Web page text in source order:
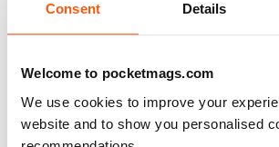
Consent Details
Welcome to pocketmags.com
We use cookies to improve your
website and to show you personalised
to America to see the gay venues